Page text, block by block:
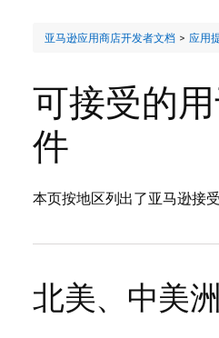
亚马逊应用商店开发者文档 > 应用
可接受的
件
本页按地区列出了亚马逊接
北美、中美